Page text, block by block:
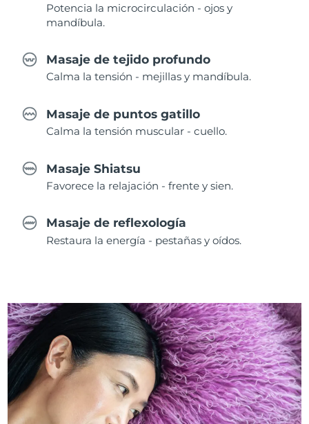
Potencia la microcirculación - ojos y
mandíbula.
Masaje de tejido profundo
Calma la tensión - mejillas y mandíbula.
Masaje de puntos gatillo
Calma la tensión muscular - cuello.
Masaje Shiatsu
Favorece la relajación - frente y sien.
Masaje de reflexología
Restaura la energía - pestañas y oídos.